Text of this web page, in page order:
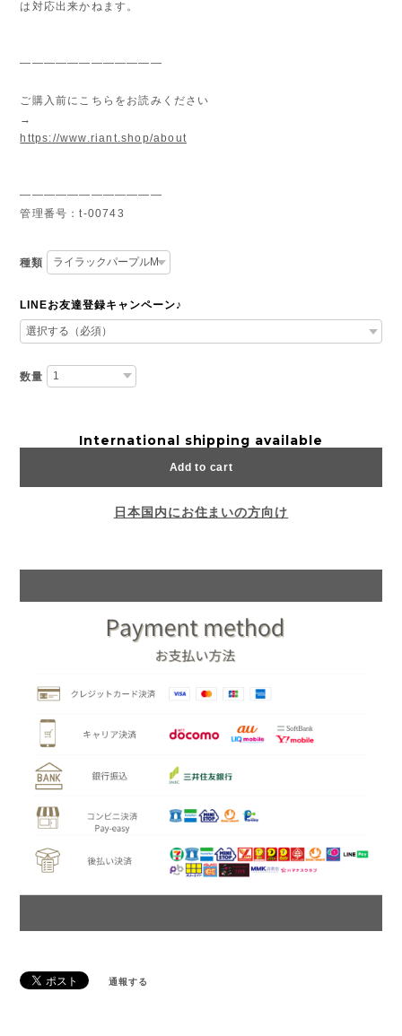
は対応出来かねます。
————————————
ご購入前にこちらをお読みください
→
https://www.riant.shop/about
————————————
管理番号：t-00743
種類
LINEお友達登録キャンペーン♪
数量
International shipping available
Add to cart
日本国内にお住まいの方向け
通報する